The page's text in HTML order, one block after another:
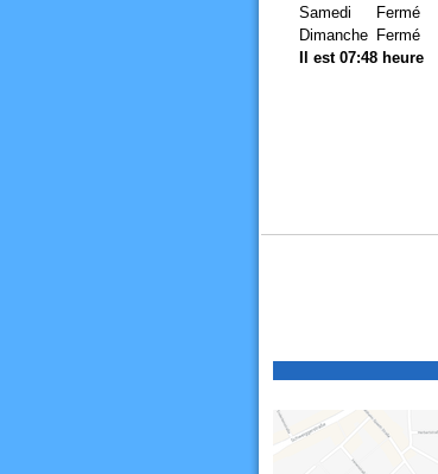
Samedi
Fermé
Dimanche
Fermé
Il est 07:48 heure